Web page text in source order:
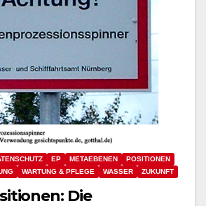
EP METAEBENEN
POSITIONEN
WARTUNG & PFLEGE WASSER ZUKUNFT
Die